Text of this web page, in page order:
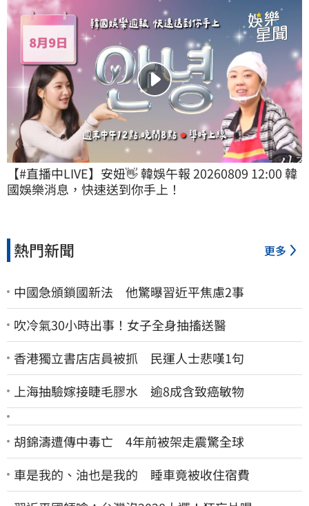
【#直播中LIVE】安妞👋 韓娛午報 20260809 12:00 韓
國娛樂消息，快速送到你手上！
熱門新聞 更多
中國急頒鎖國新法 他驚曝習近平焦慮2事
吹冷氣30小時出事！女子全身抽搐送醫
香港獨立書店店員被抓 民運人士悲嘆1句
上海抽驗嫁接睫毛膠水 逾8成含致癌敏物
胡錦濤遭傳中毒亡 4年前被架走震驚全球
車是我的、油也是我的 睡車竟被收住宿費